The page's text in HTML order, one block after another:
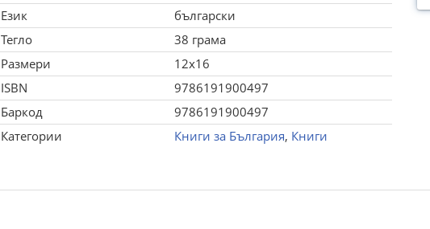
Език
български
Тегло
38 грама
Размери
12x16
ISBN
9786191900497
Баркод
9786191900497
Категории
Книги за България, Книги